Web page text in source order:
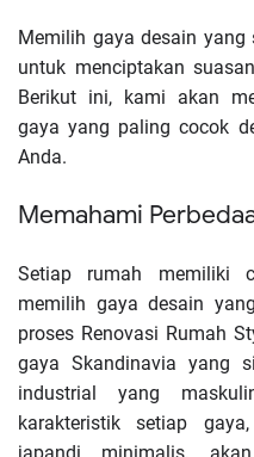
Memilih gaya desain
untuk menciptakan
Berikut ini, kami akan
gaya yang paling cocok
Anda.
Memahami
Setiap rumah memiliki
memilih gaya desain
proses Renovasi Rumah
gaya Skandinavia yang
industrial yang
karakteristik setiap